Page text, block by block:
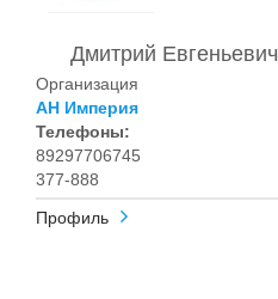
Дмитрий Евгеньевич
Организация
АН Империя
Телефоны:
89297706745
377-888
Профиль